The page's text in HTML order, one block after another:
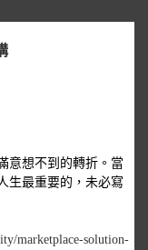
意想不到的轉折。當
生最重要的，未必寫
marketplace-solution-